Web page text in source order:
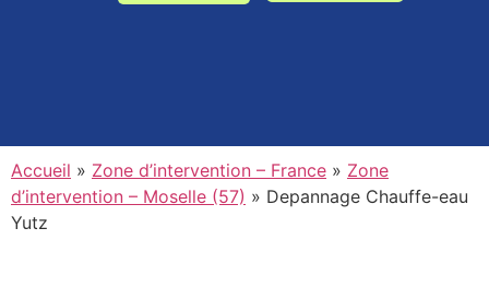
Accueil » Zone d’intervention – France » Zone
d’intervention – Moselle (57) » Depannage Chauffe-eau
Yutz